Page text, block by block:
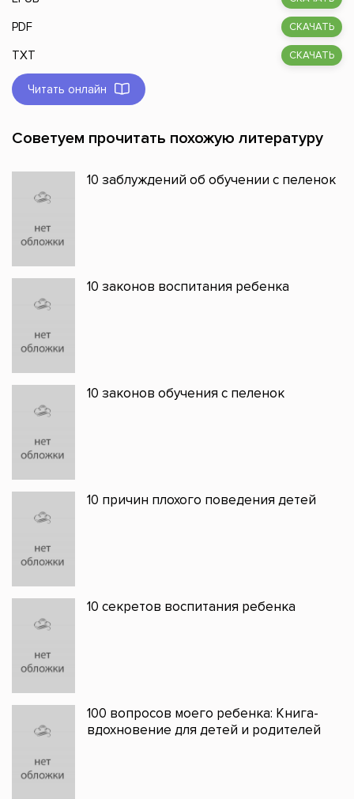
PDF СКАЧАТЬ
TXT СКАЧАТЬ
Читать онлайн
Советуем прочитать похожую литературу
10 заблуждений об обучении с пеленок
10 законов воспитания ребенка
10 законов обучения с пеленок
10 причин плохого поведения детей
10 секретов воспитания ребенка
100 вопросов моего ребенка: Книга-
вдохновение для детей и родителей